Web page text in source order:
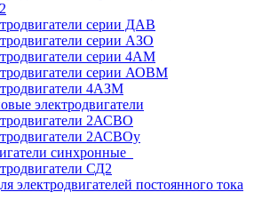
серии ДАВ
серии АЗО
серии 4АМ
серии АОВМ
4АЗМ
электродвигатели
2АСВО
2АСВОу
синхронные
СД2
электродвигателей постоянного тока